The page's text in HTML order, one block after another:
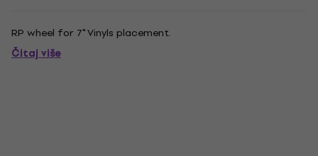
RP wheel for 7" Vinyls placement.
Čitaj više